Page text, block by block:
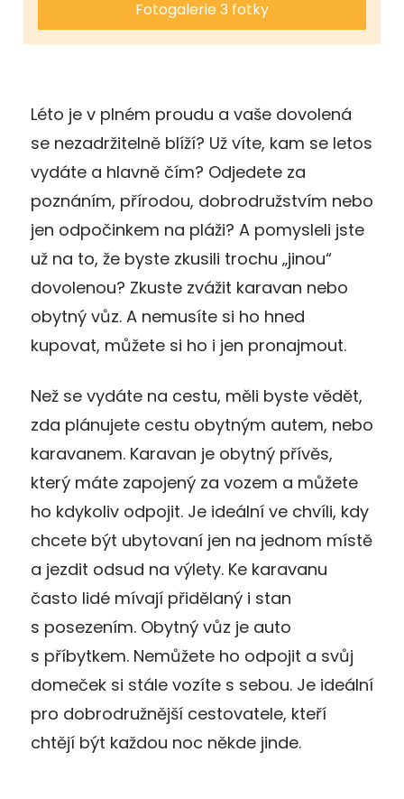
Fotogalerie 3 fotky
Léto je v plném proudu a vaše dovolená
se nezadržitelně blíží? Už víte, kam se letos
vydáte a hlavně čím? Odjedete za
poznáním, přírodou, dobrodružstvím nebo
jen odpočinkem na pláži? A pomysleli jste
už na to, že byste zkusili trochu „jinou“
dovolenou? Zkuste zvážit karavan nebo
obytný vůz. A nemusíte si ho hned
kupovat, můžete si ho i jen pronajmout.
Než se vydáte na cestu, měli byste vědět,
zda plánujete cestu obytným autem, nebo
karavanem. Karavan je obytný přívěs,
který máte zapojený za vozem a můžete
ho kdykoliv odpojit. Je ideální ve chvíli, kdy
chcete být ubytovaní jen na jednom místě
a jezdit odsud na výlety. Ke karavanu
často lidé mívají přidělaný i stan
s posezením. Obytný vůz je auto
s příbytkem. Nemůžete ho odpojit a svůj
domeček si stále vozíte s sebou. Je ideální
pro dobrodružnější cestovatele, kteří
chtějí být každou noc někde jinde.